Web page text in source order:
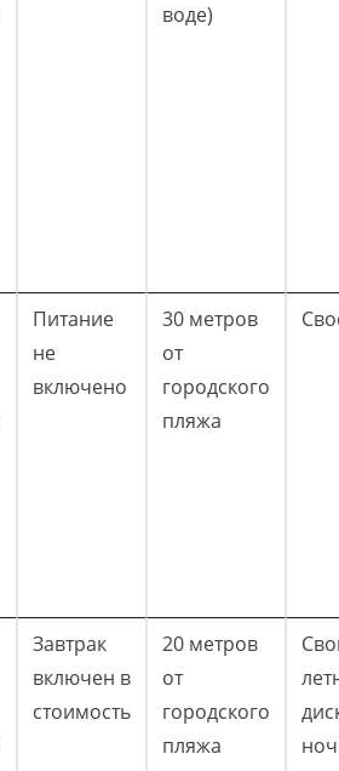
воде)
Питание
не
включено
30 метров
от
городского
пляжа
Завтрак
включен в
стоимость
20 метров
от
городского
пляжа